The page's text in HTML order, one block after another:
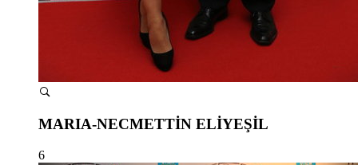
MARIA-NECMETTİN ELİYEŞİL
6